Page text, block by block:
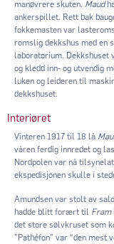
manøvrere skuten. Maud
ankerspillet. Rett bak
fokkemasten var
romslig dekkshus med en
laboratorium.
og kledd inn- og utvendig
luken og leideren til
dekkshuset.
Interiøret
Vinteren 1917 til 18 lå
våren ferdig innredet og
Nordpolen var nå
ekspedisjonen skulle i
Amundsen var stolt av
hadde blitt forært til Fram
det store sølvkruset som
”Pathéfon” var “den mest